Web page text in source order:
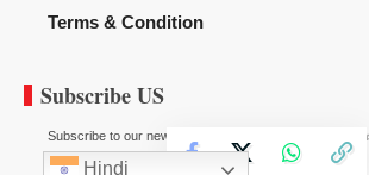
Terms & Condition
Subscribe US
Subscribe to our newsletter to get our newest articles
Hindi